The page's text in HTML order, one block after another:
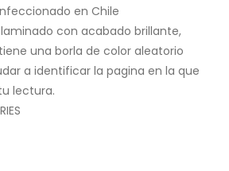
en Chile
con acabado brillante,
una borla de color aleatorio
a identificar la pagina en la que
lectura.